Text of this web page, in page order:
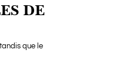
DE
que le